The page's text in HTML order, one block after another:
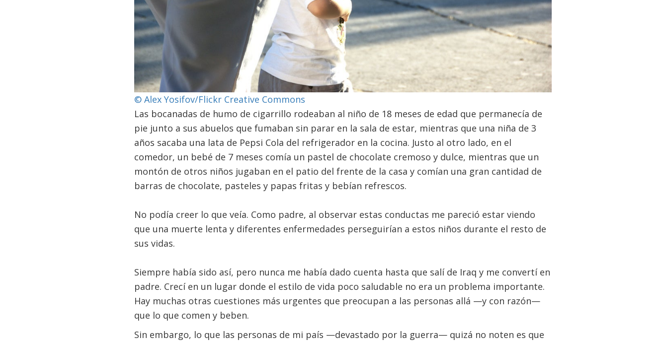
© Alex Yosifov/Flickr Creative Commons
Las bocanadas de humo de cigarrillo rodeaban al niño de 18 meses de edad que permanecía de
pie junto a sus abuelos que fumaban sin parar en la sala de estar, mientras que una niña de 3
años sacaba una lata de Pepsi Cola del refrigerador en la cocina. Justo al otro lado, en el
comedor, un bebé de 7 meses comía un pastel de chocolate cremoso y dulce, mientras que un
montón de otros niños jugaban en el patio del frente de la casa y comían una gran cantidad de
barras de chocolate, pasteles y papas fritas y bebían refrescos.
No podía creer lo que veía. Como padre, al observar estas conductas me pareció estar viendo
que una muerte lenta y diferentes enfermedades perseguirían a estos niños durante el resto de
sus vidas.
Siempre había sido así, pero nunca me había dado cuenta hasta que salí de Iraq y me convertí en
padre. Crecí en un lugar donde el estilo de vida poco saludable no era un problema importante.
Hay muchas otras cuestiones más urgentes que preocupan a las personas allá —y con razón—
que lo que comen y beben.
Sin embargo, lo que las personas de mi país —devastado por la guerra— quizá no noten es que